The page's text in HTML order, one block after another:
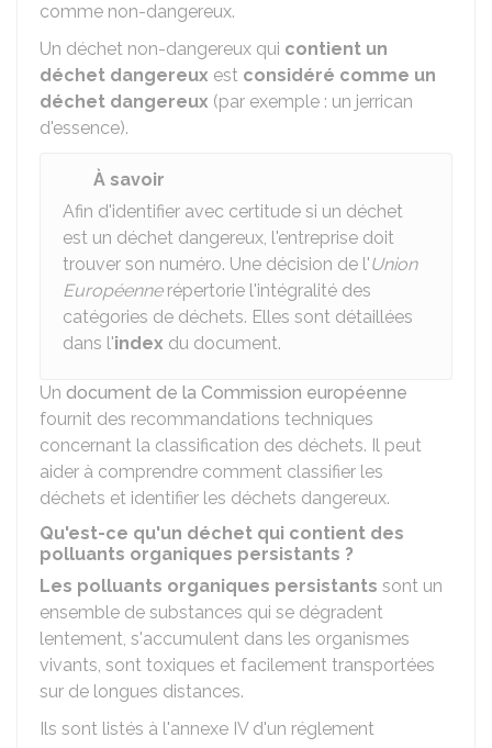
comme non-dangereux.
Un déchet non-dangereux qui contient un
déchet dangereux est considéré comme un
déchet dangereux (par exemple : un jerrican
d'essence).
À savoir
Afin d'identifier avec certitude si un déchet
est un déchet dangereux, l'entreprise doit
trouver son numéro. Une décision de l'Union
Européennerépertorie l'intégralité des
catégories de déchets. Elles sont détaillées
dans l'index du document.
Un document de la Commission européenne
fournit des recommandations techniques
concernant la classification des déchets. Il peut
aider à comprendre comment classifier les
déchets et identifier les déchets dangereux.
Qu'est-ce qu'un déchet qui contient des
polluants organiques persistants ?
Les polluants organiques persistants sont un
ensemble de substances qui se dégradent
lentement, s'accumulent dans les organismes
vivants, sont toxiques et facilement transportées
sur de longues distances.
Ils sont listés à l'annexe IV d'un réglement